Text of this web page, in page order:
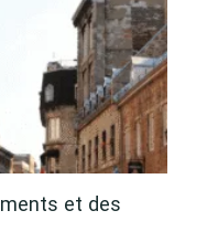
et des